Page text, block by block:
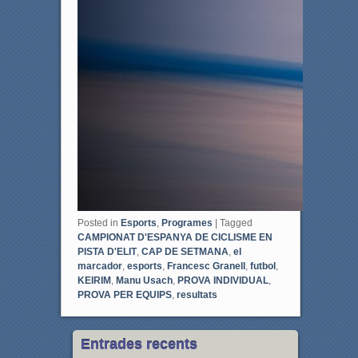
Posted in Esports Programes | Tagged
CAMPIONAT D'ESPANYA DE CICLISME EN
PISTA D'ELIT, CAP DE SETMANA el
marcador, esports Francesc Granell, futbol,
KEIRIM, Manu Usach, PROVA INDIVIDUAL,
PROVA PER EQUIPS, resultats
Entrades recents